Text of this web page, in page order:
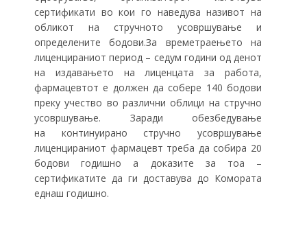
сертификати во кои го наведува називот на
обликот на стручното усовршување и
определените бодови.За времетраењето на
лиценцираниот период – седум години од денот
на издавањето на лиценцата за работа,
фармацевтот е должен да собере 140 бодови
преку учество во различни облици на стручно
усовршување. Заради обезбедување
на континуирано стручно усовршување
лиценцираниот фармацевт треба да собира 20
бодови годишно а доказите за тоа –
сертификатите да ги доставува до Комората
еднаш годишно.